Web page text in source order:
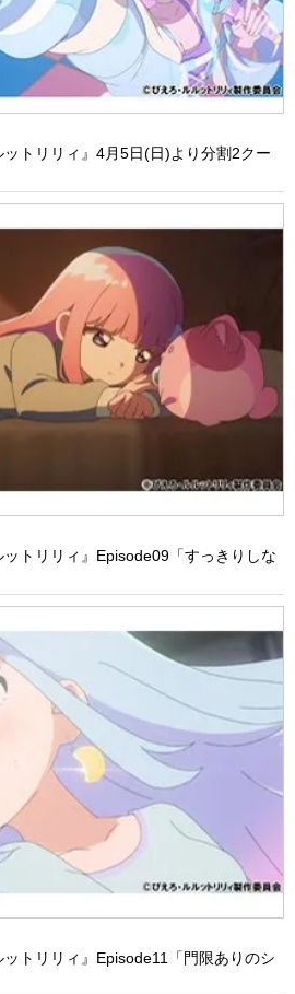
トリリィ』4月5日(日)より分割2クー
トリリィ』Episode09「すっきりしな
トリリィ』Episode11「門限ありのシ